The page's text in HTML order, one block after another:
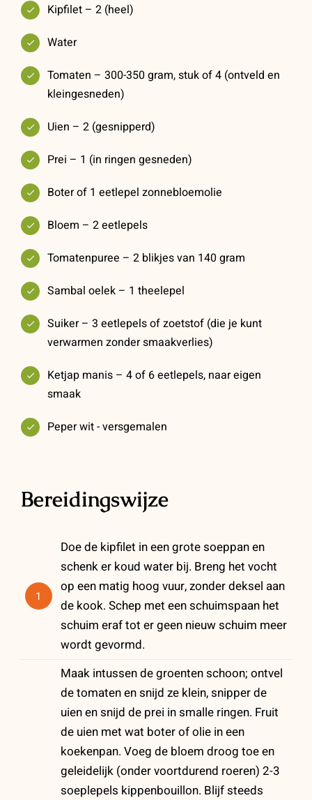
Kipfilet – 2 (heel)
Water
Tomaten – 300-350 gram, stuk of 4 (ontveld en
kleingesneden)
Uien – 2 (gesnipperd)
Prei – 1 (in ringen gesneden)
Boter of 1 eetlepel zonnebloemolie
Bloem – 2 eetlepels
Tomatenpuree – 2 blikjes van 140 gram
Sambal oelek – 1 theelepel
Suiker – 3 eetlepels of zoetstof (die je kunt
verwarmen zonder smaakverlies)
Ketjap manis – 4 of 6 eetlepels, naar eigen
smaak
Peper wit - versgemalen
Bereidingswijze
1
Doe de kipfilet in een grote soeppan en
schenk er koud water bij. Breng het vocht
op een matig hoog vuur, zonder deksel aan
de kook. Schep met een schuimspaan het
schuim eraf tot er geen nieuw schuim meer
wordt gevormd.
Maak intussen de groenten schoon; ontvel
de tomaten en snijd ze klein, snipper de
uien en snijd de prei in smalle ringen. Fruit
de uien met wat boter of olie in een
koekenpan. Voeg de bloem droog toe en
geleidelijk (onder voortdurend roeren) 2-3
soeplepels kippenbouillon. Blijf steeds